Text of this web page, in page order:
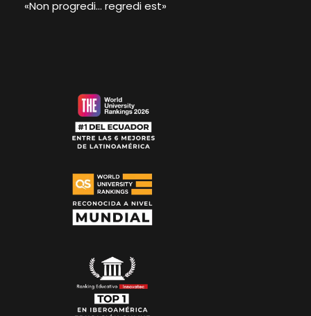
«Non progredi… regredi est»